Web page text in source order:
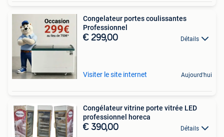
Congelateur portes coulissantes
Professionnel
€ 299,00 Détails
Visiter le site internet Aujourd'hui
Congélateur vitrine porte vitrée LED
professionnel horeca
€ 390,00 Détails